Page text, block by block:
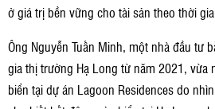
ở giá trị bền vững cho tài sản theo thời
Ông Nguyễn Tuấn Minh, một nhà đầu tư
gia thị trường Hạ Long từ năm 2021, vừa
biển tại dự án Lagoon Residences do